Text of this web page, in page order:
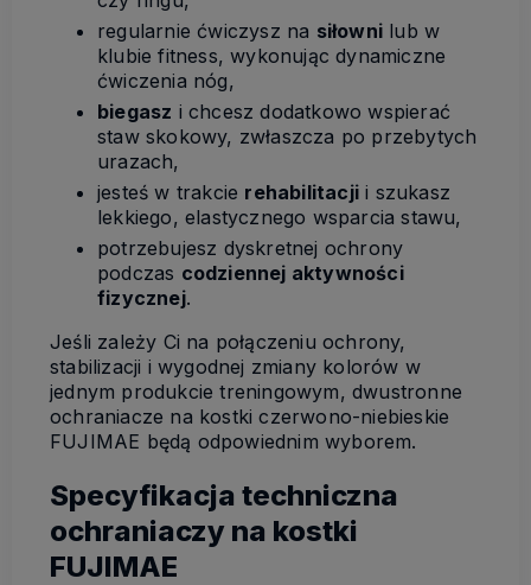
regularnie ćwiczysz na siłowni lub w
klubie fitness, wykonując dynamiczne
ćwiczenia nóg,
biegasz i chcesz dodatkowo wspierać
staw skokowy, zwłaszcza po przebytych
urazach,
jesteś w trakcie rehabilitacji i szukasz
lekkiego, elastycznego wsparcia stawu,
potrzebujesz dyskretnej ochrony
podczas codziennej aktywności
fizycznej.
Jeśli zależy Ci na połączeniu ochrony,
stabilizacji i wygodnej zmiany kolorów w
jednym produkcie treningowym, dwustronne
ochraniacze na kostki czerwono-niebieskie
FUJIMAE będą odpowiednim wyborem.
Specyfikacja techniczna
ochraniaczy na kostki
FUJIMAE